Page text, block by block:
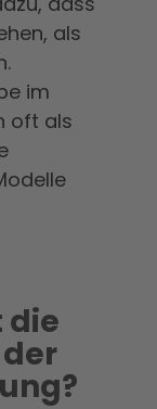
als
im
oft als
die